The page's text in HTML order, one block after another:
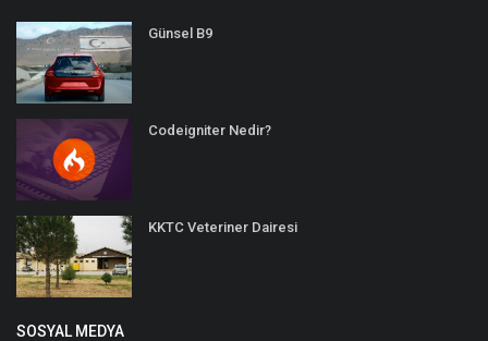
Günsel B9
Codeigniter Nedir?
KKTC Veteriner Dairesi
SOSYAL MEDYA